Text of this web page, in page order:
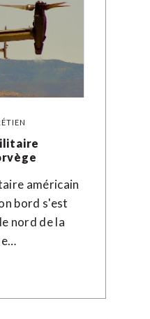
américain
bord s'est
nord de la